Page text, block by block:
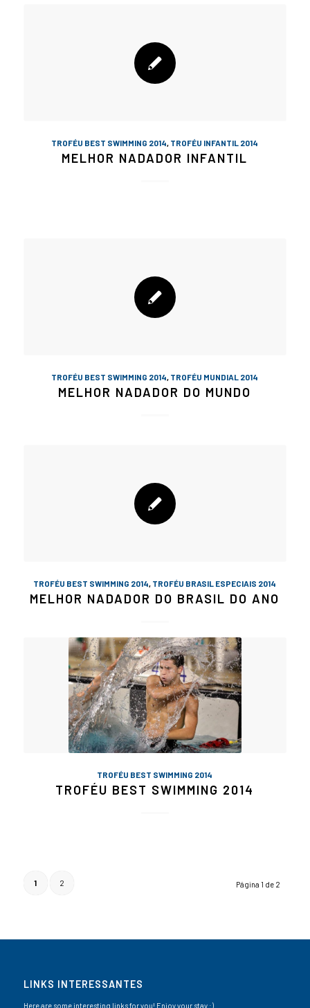
TROFÉU BEST SWIMMING 2014, TROFÉU INFANTIL 2014
MELHOR NADADOR INFANTIL
TROFÉU BEST SWIMMING 2014, TROFÉU MUNDIAL 2014
MELHOR NADADOR DO MUNDO
TROFÉU BEST SWIMMING 2014, TROFÉU BRASIL ESPECIAIS 2014
MELHOR NADADOR DO BRASIL DO ANO
TROFÉU BEST SWIMMING 2014
TROFÉU BEST SWIMMING 2014
Página 1 de 2
1 2
LINKS INTERESSANTES
Here are some interesting links for you! Enjoy your stay :)